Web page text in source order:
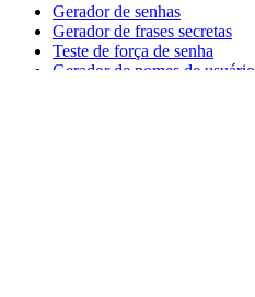
Gerador de senhas
Gerador de frases secretas
Teste de força de senha
Gerador de nomes de usuário